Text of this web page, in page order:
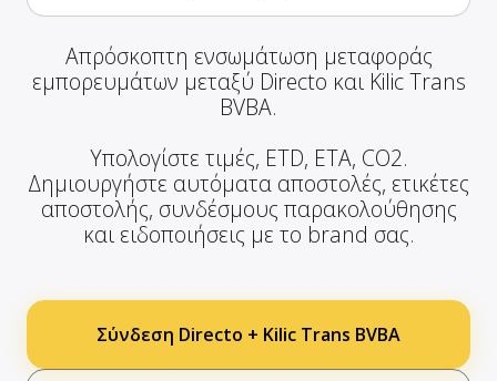
Απρόσκοπτη ενσωμάτωση μεταφοράς
εμπορευμάτων μεταξύ Directo και Kilic Trans
BVBA.
Υπολογίστε τιμές, ETD, ETA, CO2.
Δημιουργήστε αυτόματα αποστολές, ετικέτες
αποστολής, συνδέσμους παρακολούθησης
και ειδοποιήσεις με το brand σας.
Σύνδεση Directo + Kilic Trans BVBA